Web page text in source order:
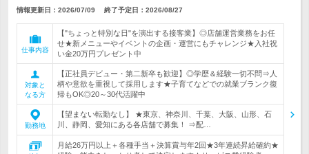
情報更新日：2026/07/09 終了予定日： 2026/08/27
仕事内容
【"ちょっと特別な日"を演出する接客業】◎店舗運営業務をお任
せ★新メニューやイベントの企画・運営にもチャレンジ★入社祝
い金20万円プレゼント中
対象と
なる方
【正社員デビュー・第二新卒も歓迎】◎学歴＆経験一切不問⇒人
柄や意欲を重視して採用します★子育てなどでの就業ブランク復
帰もOK◎20～30代活躍中
勤務地
【望まない転勤なし】 ★東京、神奈川、千葉、大阪、山形、石
川、静岡、愛知にある各店舗で募集！ ⇒配…
月給26万円以上＋各種手当＋決算賞与年2回★3年連続昇給確約★